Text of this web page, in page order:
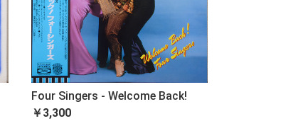
Four Singers - Welcome Back!
￥3,300